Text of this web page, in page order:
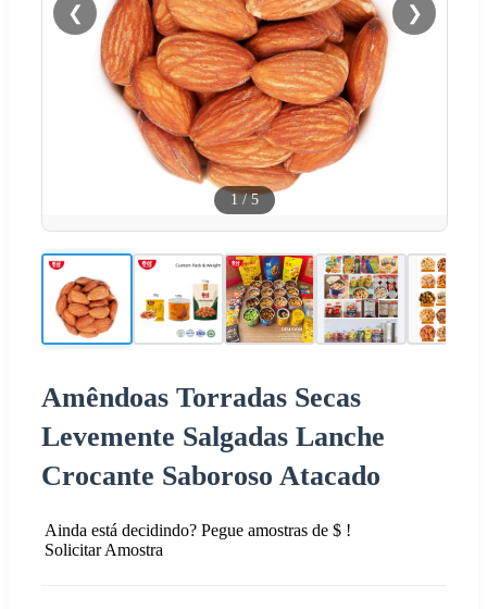
❮ ❯
1 /5
Amêndoas Torradas Secas
Levemente Salgadas Lanche
Crocante Saboroso Atacado
Ainda está decidindo? Pegue amostras de $ !
Solicitar Amostra